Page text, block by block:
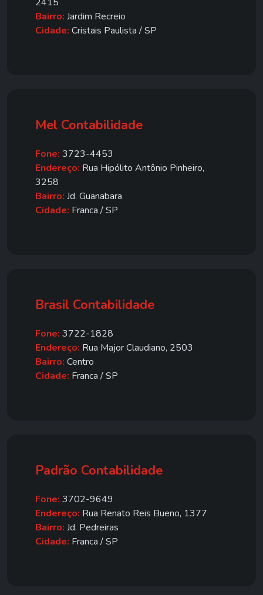
Bairro: Jardim Recreio
Cidade: Cristais Paulista / SP
Mel Contabilidade
Fone: 3723-4453
Endereço: Rua Hipólito Antônio Pinheiro,
3258
Bairro: Jd. Guanabara
Cidade: Franca / SP
Brasil Contabilidade
Fone: 3722-1828
Endereço: Rua Major Claudiano, 2503
Bairro: Centro
Cidade: Franca / SP
Padrão Contabilidade
Fone: 3702-9649
Endereço: Rua Renato Reis Bueno, 1377
Bairro: Jd. Pedreiras
Cidade: Franca / SP